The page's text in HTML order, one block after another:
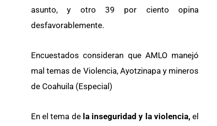
asunto, y otro 39 por ciento opina
desfavorablemente.
Encuestados consideran que AMLO manejó
mal temas de Violencia, Ayotzinapa y mineros
de Coahuila (Especial)
En el tema de la inseguridad y la violencia,el